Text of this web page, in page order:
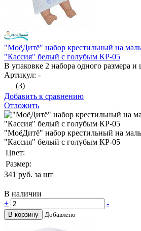
"МоёДитё" набор крестильный на
"Кассия" белый с голубым КР-05
В упаковке 2 набора одного размера и
Артикул: -
(3)
Добавить к сравнению
Отложить
"МоёДитё" набор крестильный на
"Кассия" белый с голубым КР-05
Цвет:
Размер:
341 руб. за шт
В наличии
+
-
В корзину Добавлено